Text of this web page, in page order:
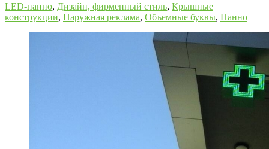
LED-панно, Дизайн, фирменный стиль, Крышные
конструкции, Наружная реклама, Объемные буквы, Панно